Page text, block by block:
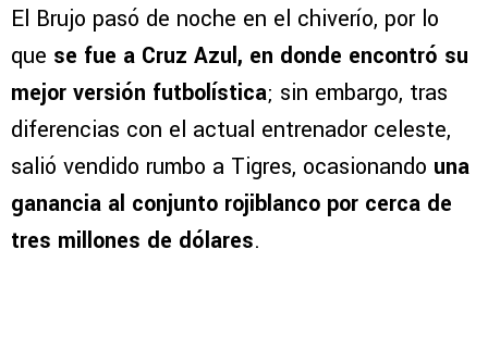
El Brujo pasó de noche en el chiverío, por lo
que se fue a Cruz Azul, en donde encontró su
mejor versión futbolística; sin embargo, tras
diferencias con el actual entrenador celeste,
salió vendido rumbo a Tigres, ocasionando una
ganancia al conjunto rojiblanco por cerca de
tres millones de dólares.